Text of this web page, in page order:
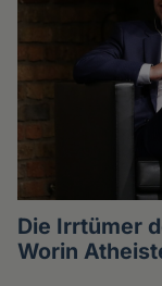
Die Irrtümer
Worin